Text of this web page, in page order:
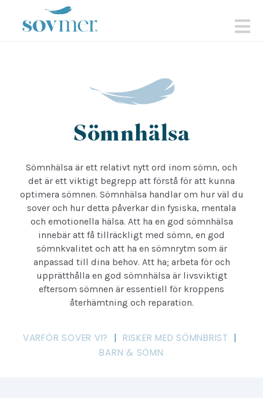
Sömnhälsa
Sömnhälsa är ett relativt nytt ord inom sömn, och
det är ett viktigt begrepp att förstå för att kunna
optimera sömnen. Sömnhälsa handlar om hur väl du
sover och hur detta påverkar din fysiska, mentala
och emotionella hälsa. Att ha en god sömnhälsa
innebär att få tillräckligt med sömn, en god
sömnkvalitet och att ha en sömnrytm som är
anpassad till dina behov. Att ha; arbeta för och
upprätthålla en god sömnhälsa är livsviktigt
eftersom sömnen är essentiell för kroppens
återhämtning och reparation.
VARFÖR SOVER VI? | RISKER MED SÖMNBRIST |
BARN & SÖMN